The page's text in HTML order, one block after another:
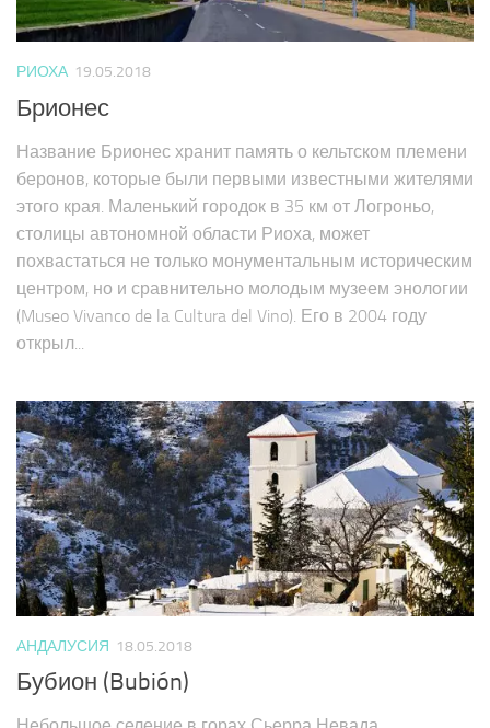
РИОХА
Название Брионес хранит память о кельтском племени
беронов, которые были первыми известными жителями
этого края. Маленький городок в 35 км от Логроньо,
столицы автономной области Риоха, может
похвастаться не только монументальным историческим
центром, но и сравнительно молодым музеем энологии
(Museo Vivanco de la Cultura del Vino). Его в 2004 году
АНДАЛУСИЯ 18.05.2018